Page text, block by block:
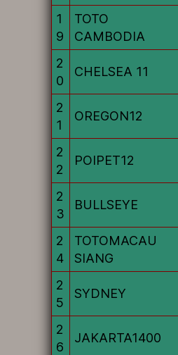
1
9
TOTO
CAMBODIA
2
0
CHELSEA 11
2
1
OREGON12
2
2
POIPET12
2
3
BULLSEYE
2
4
TOTOMACAU
SIANG
2
5
SYDNEY
2
6
JAKARTA1400